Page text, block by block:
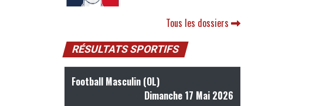
Tous les dossiers
RÉSULTATS SPORTIFS
Football Masculin (OL)
Dimanche 17 Mai 2026